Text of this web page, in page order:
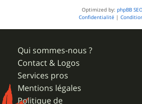
Optimized by: phpBB
Confidentialité |
Qui sommes-nous ?
Contact & Logos
Services pros
Mentions légales
Politique de